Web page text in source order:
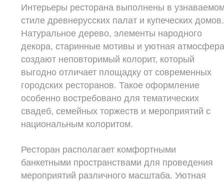
Интерьеры ресторана выполнены в
стиле древнерусских палат и купеческих домов.
Натуральное дерево, элементы народного
декора, старинные мотивы и уютная
создают неповторимый колорит, который
выгодно отличает площадку от современных
городских ресторанов. Такое оформление
особенно востребовано для тематических
свадеб, семейных торжеств и мероприятий с
национальным колоритом.
Ресторан располагает комфортными
банкетными пространствами для проведения
мероприятий различного масштаба. Уютная